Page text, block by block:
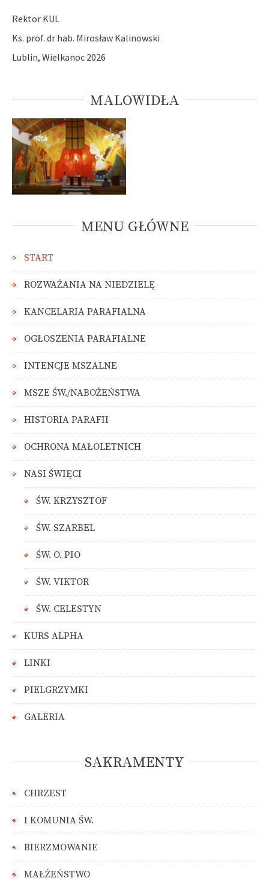
Rektor KUL
Ks. prof. dr hab. Mirosław Kalinowski
Lublin, Wielkanoc 2026
MALOWIDŁA
MENU GŁÓWNE
START
ROZWAŻANIA NA NIEDZIELĘ
KANCELARIA PARAFIALNA
OGŁOSZENIA PARAFIALNE
INTENCJE MSZALNE
MSZE ŚW./NABOŻEŃSTWA
HISTORIA PARAFII
OCHRONA MAŁOLETNICH
NASI ŚWIĘCI
ŚW. KRZYSZTOF
ŚW. SZARBEL
ŚW. O. PIO
ŚW. VIKTOR
ŚW. CELESTYN
KURS ALPHA
LINKI
PIELGRZYMKI
GALERIA
SAKRAMENTY
CHRZEST
I KOMUNIA ŚW.
BIERZMOWANIE
MAŁŻEŃSTWO